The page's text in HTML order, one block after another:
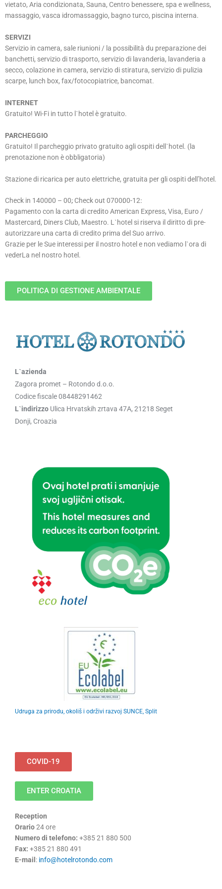
vietato, Aria condizionata, Sauna, Centro benessere, spa e wellness,
massaggio, vasca idromassaggio, bagno turco, piscina interna.
SERVIZI
Servizio in camera, sale riunioni / la possibilità du preparazione dei
banchetti, servizio di trasporto, servizio di lavanderia, lavanderia a
secco, colazione in camera, servizio di stiratura, servizio di pulizia
scarpe, lunch box, fax/fotocopiatrice, bancomat.
INTERNET
Gratuito! Wi-Fi in tutto lˋhotel è gratuito.
PARCHEGGIO
Gratuito! Il parcheggio privato gratuito agli ospiti dellˋhotel. (la
prenotazione non è obbligatoria)
Stazione di ricarica per auto elettriche, gratuita per gli ospiti dell’hotel.
Pagamento con la carta di credito American Express, Visa, Euro /
Mastercard, Diners Club, Maestro. Lˋhotel si riserva il diritto di pre-
autorizzare una carta di credito prima del Suo arrivo.
Grazie per le Sue interessi per il nostro hotel e non vediamo lˋora di
vederLa nel nostro hotel.
POLITICA DI GESTIONE AMBIENTALE
Lˋazienda
Zagora promet – Rotondo d.o.o.
Codice fiscale 08448291462
Lˋindirizzo Ulica Hrvatskih zrtava 47A, 21218 Seget
Donji, Croazia
Udruga za prirodu, okoliš i održivi razvoj SUNCE, Split
COVID-19
ENTER CROATIA
Reception
Orario24 ore
Numero di telefono: +385 21 880 500
Fax: +385 21 880 491
E-mail : info@hotelrotondo.com